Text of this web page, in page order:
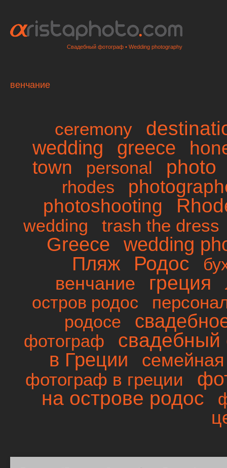
Свадебный фотограф • Wedding photography
венчание
ceremony
wedding
greece
town
personal photo
rhodes
photoshooting
wedding trash the dress
Greece wedding
Пляж Родос
венчание греция
остров родос
родосе
фотограф свадебный
в Греции
фотограф в греции
на острове родос